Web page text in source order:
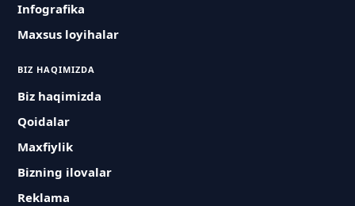
Infografika
Maxsus loyihalar
BIZ HAQIMIZDA
Biz haqimizda
Qoidalar
Maxfiylik
Bizning ilovalar
Reklama